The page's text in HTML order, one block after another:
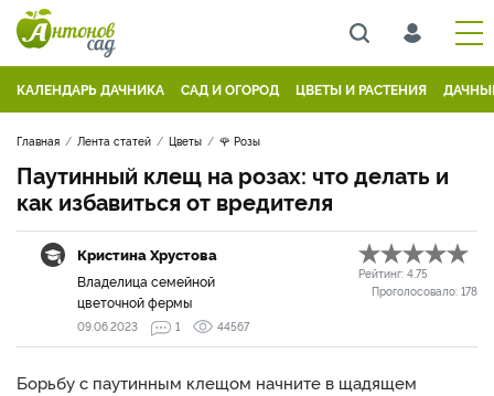
КАЛЕНДАРЬ ДАЧНИКА САД И ОГОРОД ЦВЕТЫ И РАСТЕНИЯ
Главная Лента статей Цветы 🌹 Розы
Паутинный клещ на розах: что делать и
как избавиться от вредителя
Кристина Хрустова
Владелица семейной
цветочной фермы
Рейтинг: 4.75
Проголосовало: 178
09.06.2023 1 44567
Борьбу с паутинным клещом начните в щадящем